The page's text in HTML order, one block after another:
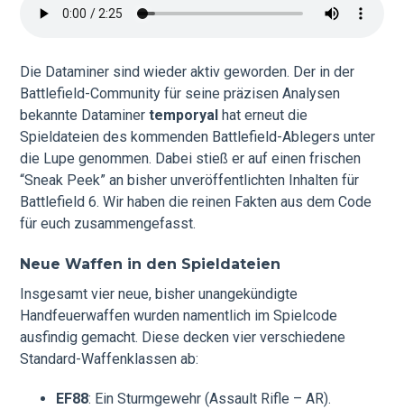
Die Dataminer sind wieder aktiv geworden. Der in der
Battlefield-Community für seine präzisen Analysen
bekannte Dataminertemporyal hat erneut die
Spieldateien des kommenden Battlefield-Ablegers unter
die Lupe genommen. Dabei stieß er auf einen frischen
“Sneak Peek” an bisher unveröffentlichten Inhalten für
Battlefield 6. Wir haben die reinen Fakten aus dem Code
für euch zusammengefasst.
Neue Waffen in den Spieldateien
Insgesamt vier neue, bisher unangekündigte
Handfeuerwaffen wurden namentlich im Spielcode
ausfindig gemacht. Diese decken vier verschiedene
Standard-Waffenklassen ab:
EF88: Ein Sturmgewehr (Assault Rifle – AR).